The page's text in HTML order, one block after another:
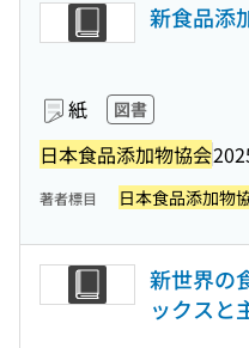
新食品添
紙 図書
日本食品添加物協会
著者標目 日本食品添加物
新世界の
ックスと